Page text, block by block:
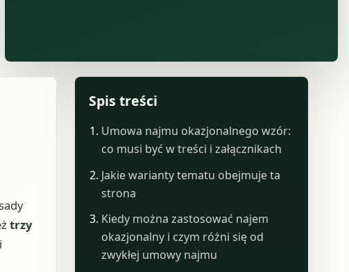
trzy
Spis treści
Umowa najmu okazjonalnego wzór:
co musi być w treści i załącznikach
Jakie warianty tematu obejmuje ta
strona
Kiedy można zastosować najem
okazjonalny i czym różni się od
zwykłej umowy najmu